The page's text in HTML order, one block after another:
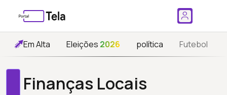
Em Alta Eleições 2026 política Futebol
Finanças Locais